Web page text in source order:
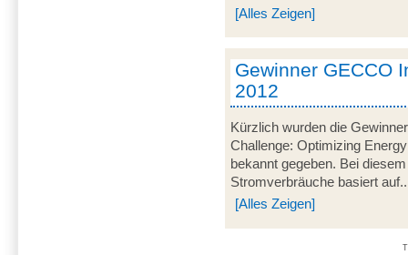
[Alles Zeigen]
Gewinner GECCO
2012
Kürzlich wurden die
Challenge: Optimizing
bekannt gegeben. Bei
Stromverbräuche basiert
[Alles Zeigen]